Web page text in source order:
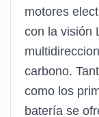
motores
con la visión
carbono.
como los
batería se